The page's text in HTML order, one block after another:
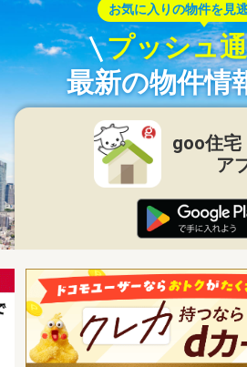
お気に入りの物件を見
プッシュ
最新の物件情
goo住宅
ア